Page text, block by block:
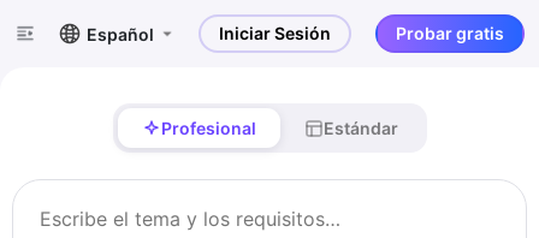
Español Iniciar Sesión Probar gratis
Profesional Estándar